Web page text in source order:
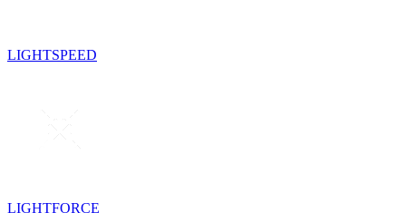
LIGHTSPEED
LIGHTFORCE